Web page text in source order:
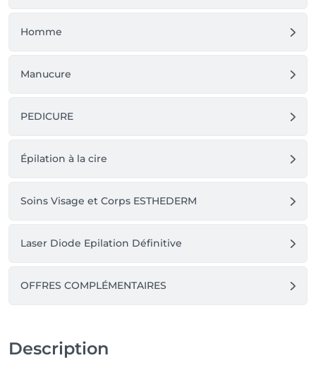
🛍️ Remise 20% 👉 sur tous les produits pour toute
Homme
Manucure
PEDICURE
Épilation à la cire
Soins Visage et Corps ESTHEDERM
Laser Diode Epilation Définitive
OFFRES COMPLÉMENTAIRES
Description